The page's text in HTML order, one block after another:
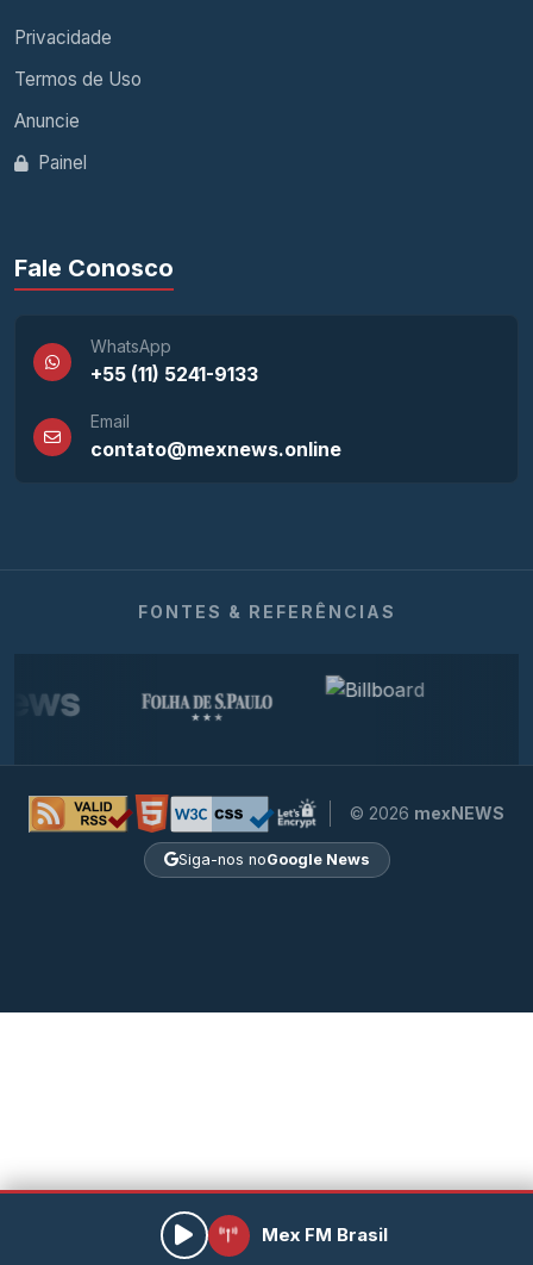
Privacidade
Termos de Uso
Anuncie
Painel
Fale Conosco
WhatsApp
+55 (11) 5241-9133
Email
contato@mexnews.online
FONTES & REFERÊNCIAS
© 2026 mexNEWS
Siga-nos noGoogle News
Mex FM Brasil